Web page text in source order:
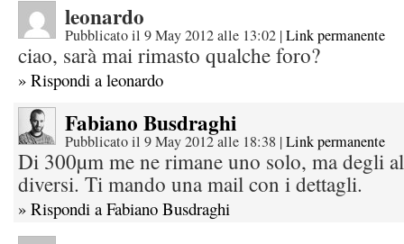
leonardo
Pubblicato il 9 May 2012 alle 13:02 |Link permanente
ciao, sarà mai rimasto qualche foro?
» Rispondi a leonardo
Fabiano Busdraghi
Pubblicato il 9 May 2012 alle 18:38 |Link permanente
Di 300µm me ne rimane uno solo, ma degli
diversi. Ti mando una mail con i dettagli.
» Rispondi a Fabiano Busdraghi